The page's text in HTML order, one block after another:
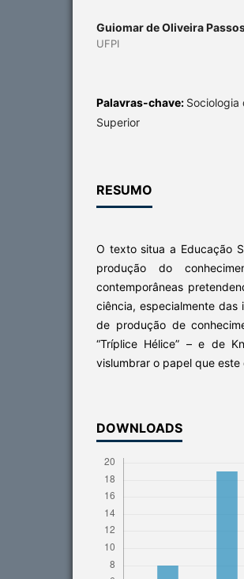
Guiomar de Oliveira
UFPI
Palavras-chave: Sociologia
Superior
RESUMO
O texto situa a Educação
produção do
contemporâneas
ciência, especialmente das
de produção de
“Tríplice Hélice” – e de
vislumbrar o papel que
DOWNLOADS